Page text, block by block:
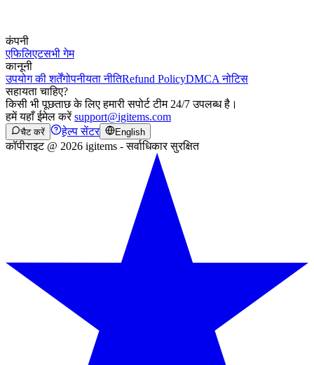
कंपनी
एफिलिएटसभी गेम
कानूनी
उपयोग की शर्तेंगोपनीयता नीतिRefund PolicyDMCA नोटिस
सहायता चाहिए?
किसी भी पूछताछ के लिए हमारी सपोर्ट टीम 24/7 उपलब्ध है।
हमें यहाँ ईमेल करेंsupport@igitems.com
चैट करें हेल्प सेंटर English
कॉपीराइट @ 2026 igitems - सर्वाधिकार सुरक्षित